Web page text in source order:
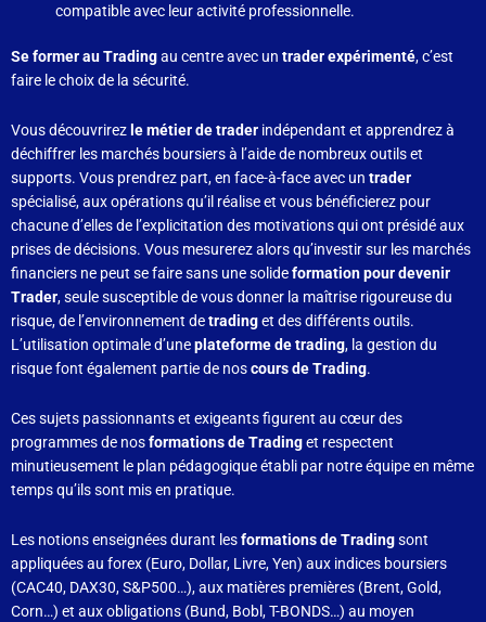
compatible avec leur activité professionnelle.
Se former au Tradingau centre avec un trader expérimenté, c’est
faire le choix de la sécurité.
Vous découvrirez le métier de trader indépendant et apprendrez à
déchiffrer les marchés boursiers à l’aide de nombreux outils et
supports. Vous prendrez part, en face-à-face avec un trader
spécialisé, aux opérations qu’il réalise et vous bénéficierez pour
chacune d’elles de l’explicitation des motivations qui ont présidé aux
prises de décisions. Vous mesurerez alors qu’investir sur les marchés
financiers ne peut se faire sans une solideformation pour devenir
Trader, seule susceptible de vous donner la maîtrise rigoureuse du
risque, de l’environnement detradinget des différents outils.
L’utilisation optimale d’uneplateforme de trading, la gestion du
risque font également partie de noscours de Trading.
Ces sujets passionnants et exigeants figurent au cœur des
programmes de nosformations de Tradinget respectent
minutieusement le plan pédagogique établi par notre équipe en même
temps qu’ils sont mis en pratique.
Les notions enseignées durant lesformations de Tradingsont
appliquées au forex (Euro, Dollar, Livre, Yen) aux indices boursiers
(CAC40, DAX30, S&P500…), aux matières premières (Brent, Gold,
Corn…) et aux obligations (Bund, Bobl, T-BONDS…) au moyen